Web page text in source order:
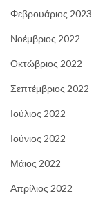
Φεβρουάριος 2023
Νοέμβριος 2022
Οκτώβριος 2022
Σεπτέμβριος 2022
Ιούλιος 2022
Ιούνιος 2022
Μάιος 2022
Απρίλιος 2022